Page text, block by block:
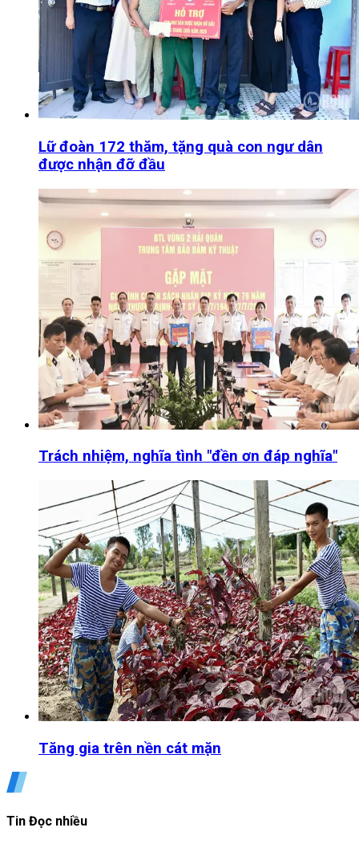
Lữ đoàn 172 thăm, tặng quà con ngư dân
được nhận đỡ đầu
Trách nhiệm, nghĩa tình "đền ơn đáp nghĩa"
Tăng gia trên nền cát mặn
Tin Đọc nhiều